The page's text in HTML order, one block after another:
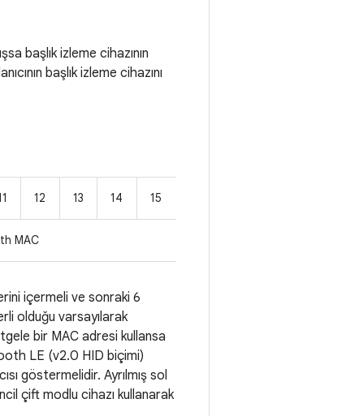
başlık izleme cihazının
başlık izleme cihazını
12 13 14 15
MAC
içermeli ve sonraki 6
olduğu varsayılarak
bir MAC adresi kullansa
LE (v2.0 HID biçimi)
göstermelidir. Ayrılmış sol
çift modlu cihazı kullanarak